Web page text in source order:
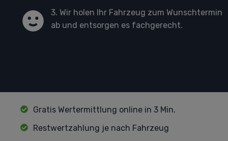
3. Wir holen Ihr Fahrzeug zum Wunschtermin
ab und entsorgen es fachgerecht.
Gratis Wertermittlung online in 3 Min.
Restwertzahlung je nach Fahrzeug